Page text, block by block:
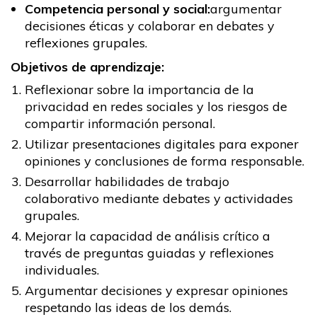
Competencia personal y social:argumentar
decisiones éticas y colaborar en debates y
reflexiones grupales.
Objetivos de aprendizaje:
Reflexionar sobre la importancia de la
privacidad en redes sociales y los riesgos de
compartir información personal.
Utilizar presentaciones digitales para exponer
opiniones y conclusiones de forma responsable.
Desarrollar habilidades de trabajo
colaborativo mediante debates y actividades
grupales.
Mejorar la capacidad de análisis crítico a
través de preguntas guiadas y reflexiones
individuales.
Argumentar decisiones y expresar opiniones
respetando las ideas de los demás.